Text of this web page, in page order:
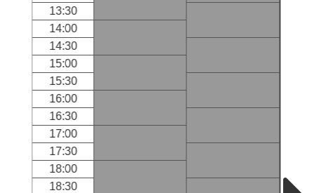
13:30
14:00
14:30
15:00
15:30
16:00
16:30
17:00
17:30
18:00
18:30